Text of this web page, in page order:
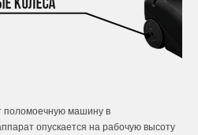
поломоечную машину в
опускается на рабочую высоту